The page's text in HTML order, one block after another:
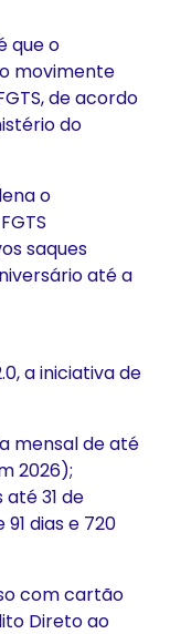
que o
movimente
de acordo
do
o
saques
até a
a iniciativa de
mensal de até
2026);
31 de
dias e 720
com cartão
Direto ao